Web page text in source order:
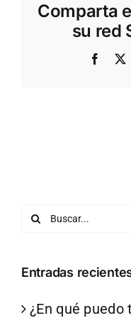
Comparta
su red
Buscar:
Entradas
¿En qué